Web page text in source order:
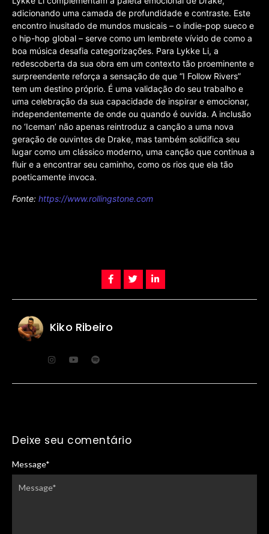
adicionando uma camada de profundidade e contraste. Este
encontro inusitado de mundos musicais – o indie-pop sueco e
o hip-hop global – serve como um lembrete vívido de como a
boa música desafia categorizações. Para Lykke Li, a
redescoberta da sua obra em um contexto tão proeminente e
surpreendente reforça a sensação de que “I Follow Rivers”
tem um destino próprio. É uma validação do seu trabalho e
uma celebração da sua capacidade de inspirar e emocionar,
independentemente de onde ou quando é ouvida. A inclusão
no ‘Iceman’ não apenas reintroduz a canção a uma nova
geração de ouvintes de Drake, mas também solidifica seu
lugar como um clássico moderno, uma canção que continua a
fluir e a encontrar seu caminho, como os rios que ela tão
poeticamente invoca.
Fonte: https://www.rollingstone.com
Kiko Ribeiro
Deixe seu comentário
Message*